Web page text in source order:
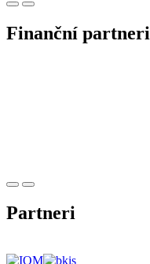
Finanční partneri
Partneri